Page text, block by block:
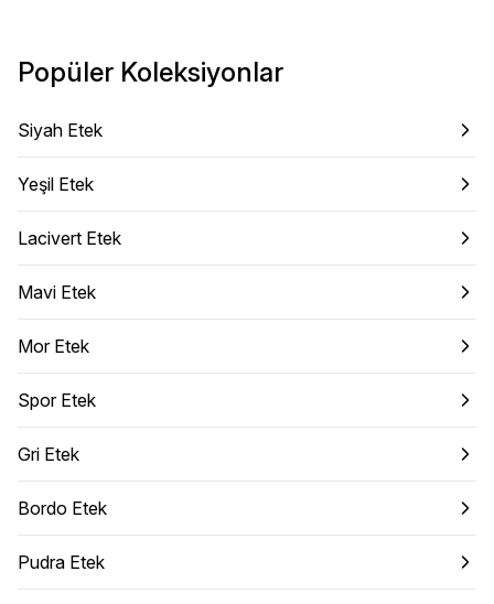
Popüler Koleksiyonlar
Siyah Etek
Yeşil Etek
Lacivert Etek
Mavi Etek
Mor Etek
Spor Etek
Gri Etek
Bordo Etek
Pudra Etek